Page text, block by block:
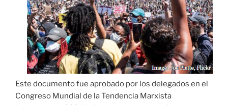
Este documento fue aprobado por los delegados en el
Congreso Mundial de la Tendencia Marxista